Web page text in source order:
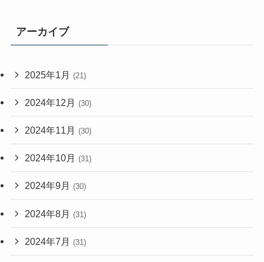
アーカイブ
2025年1月 (21)
2024年12月 (30)
2024年11月 (30)
2024年10月 (31)
2024年9月 (30)
2024年8月 (31)
2024年7月 (31)